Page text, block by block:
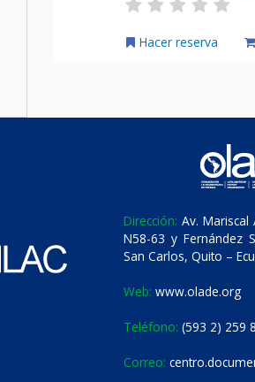
Hacer reserva
Dirección: Av. Mariscal
N58-63 y Fernández
San Carlos, Quito –
Web: www.olade.org
Teléfono: (593 2) 259
Correo: